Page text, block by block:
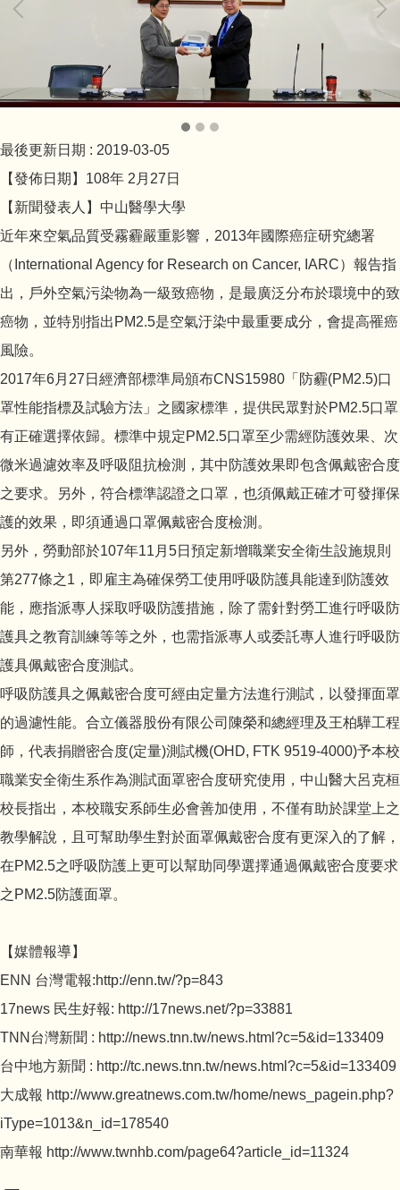
最後更新日期 : 2019-03-05
【發佈日期】108年 2月27日
【新聞發表人】中山醫學大學
近年來空氣品質受霧霾嚴重影響，2013年國際癌症研究總署
（International Agency for Research on Cancer, IARC）報告指
出，戶外空氣污染物為一級致癌物，是最廣泛分布於環境中的致
癌物，並特別指出PM2.5是空氣汙染中最重要成分，會提高罹癌
風險。
2017年6月27日經濟部標準局頒布CNS15980「防霾(PM2.5)口
罩性能指標及試驗方法」之國家標準，提供民眾對於PM2.5口罩
有正確選擇依歸。標準中規定PM2.5口罩至少需經防護效果、次
微米過濾效率及呼吸阻抗檢測，其中防護效果即包含佩戴密合度
之要求。另外，符合標準認證之口罩，也須佩戴正確才可發揮保
護的效果，即須通過口罩佩戴密合度檢測。
另外，勞動部於107年11月5日預定新增職業安全衛生設施規則
第277條之1，即雇主為確保勞工使用呼吸防護具能達到防護效
能，應指派專人採取呼吸防護措施，除了需針對勞工進行呼吸防
護具之教育訓練等等之外，也需指派專人或委託專人進行呼吸防
護具佩戴密合度測試。
呼吸防護具之佩戴密合度可經由定量方法進行測試，以發揮面罩
的過濾性能。合立儀器股份有限公司陳榮和總經理及王柏驊工程
師，代表捐贈密合度(定量)測試機(OHD, FTK 9519-4000)予本校
職業安全衛生系作為測試面罩密合度研究使用，中山醫大呂克桓
校長指出，本校職安系師生必會善加使用，不僅有助於課堂上之
教學解說，且可幫助學生對於面罩佩戴密合度有更深入的了解，
在PM2.5之呼吸防護上更可以幫助同學選擇通過佩戴密合度要求
之PM2.5防護面罩。
【媒體報導】
ENN 台灣電報:http://enn.tw/?p=843
17news 民生好報: http://17news.net/?p=33881
TNN台灣新聞 : http://news.tnn.tw/news.html?c=5&id=133409
台中地方新聞 : http://tc.news.tnn.tw/news.html?c=5&id=133409
大成報 http://www.greatnews.com.tw/home/news_pagein.php?
iType=1013&n_id=178540
南華報 http://www.twnhb.com/page64?article_id=11324